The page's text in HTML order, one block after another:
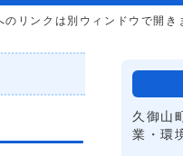
のリンクは別ウィンドウで開き
久御山
業・環